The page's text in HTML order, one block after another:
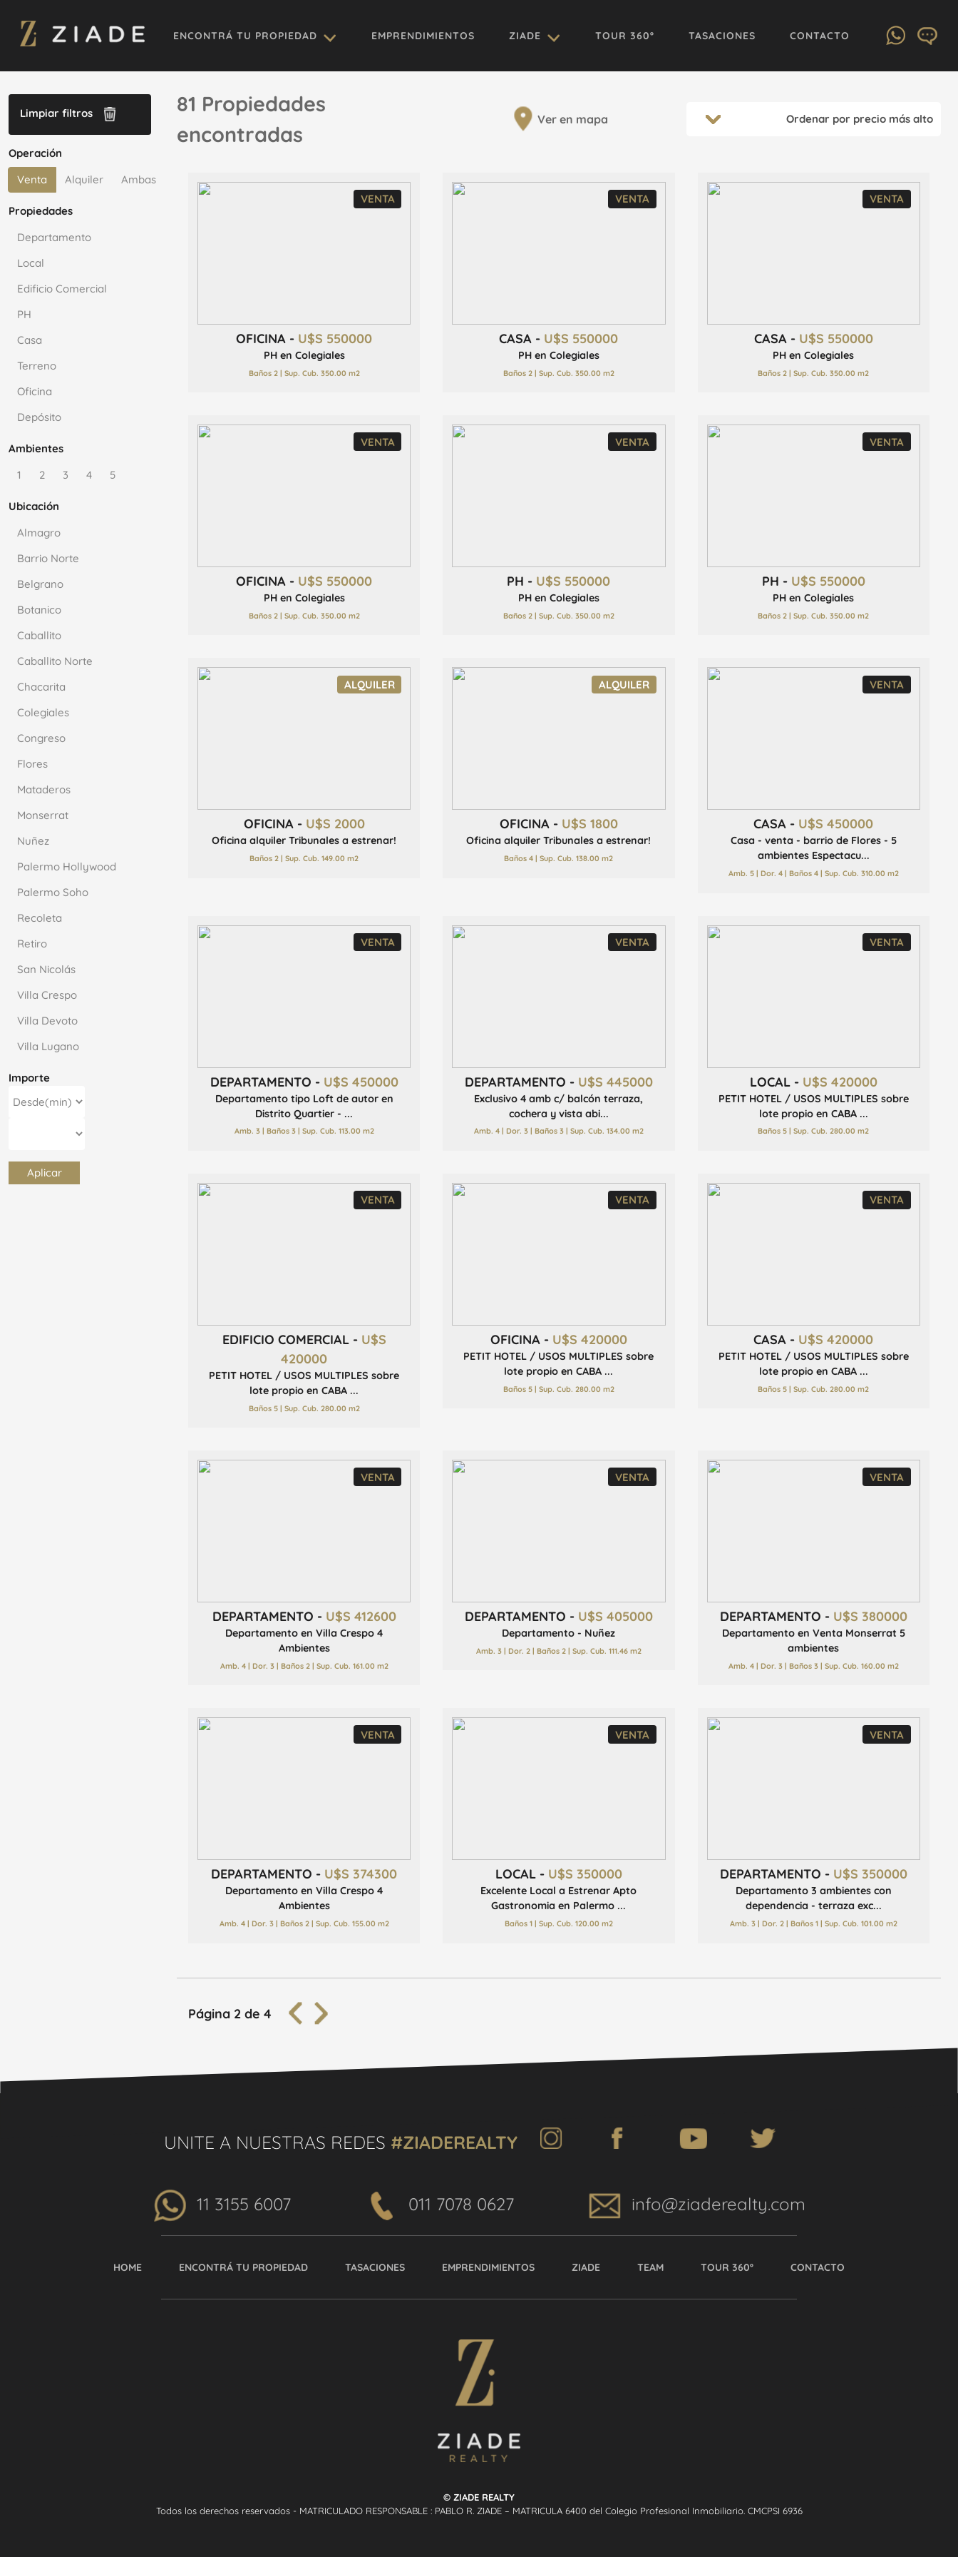
ENCONTRÁ TU PROPIEDAD EMPRENDIMIENTOS ZIADE TOUR 360º TASACIONES CONTACTO
Limpiar filtros
Operación
Venta
Alquiler Ambas
Propiedades
Departamento
Local
Edificio Comercial
PH
Casa
Terreno
Oficina
Depósito
Ambientes
1
2 3 4 5
Ubicación
Almagro
Barrio Norte
Belgrano
Botanico
Caballito
Caballito Norte
Chacarita
Colegiales
Congreso
Flores
Mataderos
Monserrat
Nuñez
Palermo Hollywood
Palermo Soho
Recoleta
Retiro
San Nicolás
Villa Crespo
Villa Devoto
Villa Lugano
Importe
Aplicar
81 Propiedades
encontradas
Ver en mapa
VENTA
OFICINA - U$S 550000
PH en Colegiales
Baños 2 | Sup. Cub. 350.00 m2
VENTA
CASA - U$S 550000
PH en Colegiales
Baños 2 | Sup. Cub. 350.00 m2
VENTA
CASA - U$S 550000
PH en Colegiales
Baños 2 | Sup. Cub. 350.00 m2
VENTA
OFICINA - U$S 550000
PH en Colegiales
Baños 2 | Sup. Cub. 350.00 m2
VENTA
PH - U$S 550000
PH en Colegiales
Baños 2 | Sup. Cub. 350.00 m2
VENTA
PH - U$S 550000
PH en Colegiales
Baños 2 | Sup. Cub. 350.00 m2
ALQUILER
OFICINA - U$S 2000
Oficina alquiler Tribunales a estrenar!
Baños 2 | Sup. Cub. 149.00 m2
ALQUILER
OFICINA - U$S 1800
Oficina alquiler Tribunales a estrenar!
Baños 4 | Sup. Cub. 138.00 m2
VENTA
CASA - U$S 450000
Casa - venta - barrio de Flores - 5
ambientes Espectacu...
Amb. 5 | Dor. 4 | Baños 4 | Sup. Cub. 310.00 m2
VENTA
DEPARTAMENTO - U$S 450000
Departamento tipo Loft de autor en
Distrito Quartier - ...
Amb. 3 | Baños 3 | Sup. Cub. 113.00 m2
VENTA
DEPARTAMENTO - U$S 445000
Exclusivo 4 amb c/ balcón terraza,
cochera y vista abi...
Amb. 4 | Dor. 3 | Baños 3 | Sup. Cub. 134.00 m2
VENTA
LOCAL - U$S 420000
PETIT HOTEL / USOS MULTIPLES sobre
lote propio en CABA ...
Baños 5 | Sup. Cub. 280.00 m2
VENTA
EDIFICIO COMERCIAL - U$S
420000
PETIT HOTEL / USOS MULTIPLES sobre
lote propio en CABA ...
Baños 5 | Sup. Cub. 280.00 m2
VENTA
OFICINA - U$S 420000
PETIT HOTEL / USOS MULTIPLES sobre
lote propio en CABA ...
Baños 5 | Sup. Cub. 280.00 m2
VENTA
CASA - U$S 420000
PETIT HOTEL / USOS MULTIPLES sobre
lote propio en CABA ...
Baños 5 | Sup. Cub. 280.00 m2
VENTA
DEPARTAMENTO - U$S 412600
Departamento en Villa Crespo 4
Ambientes
Amb. 4 | Dor. 3 | Baños 2 | Sup. Cub. 161.00 m2
VENTA
DEPARTAMENTO - U$S 405000
Departamento - Nuñez
Amb. 3 | Dor. 2 | Baños 2 | Sup. Cub. 111.46 m2
VENTA
DEPARTAMENTO - U$S 380000
Departamento en Venta Monserrat 5
ambientes
Amb. 4 | Dor. 3 | Baños 3 | Sup. Cub. 160.00 m2
VENTA
DEPARTAMENTO - U$S 374300
Departamento en Villa Crespo 4
Ambientes
Amb. 4 | Dor. 3 | Baños 2 | Sup. Cub. 155.00 m2
VENTA
LOCAL - U$S 350000
Excelente Local a Estrenar Apto
Gastronomia en Palermo ...
Baños 1 | Sup. Cub. 120.00 m2
VENTA
DEPARTAMENTO - U$S 350000
Departamento 3 ambientes con
dependencia - terraza exc...
Amb. 3 | Dor. 2 | Baños 1 | Sup. Cub. 101.00 m2
Página 2 de 4
UNITE A NUESTRAS REDES #ZIADEREALTY
11 3155 6007 011 7078 0627 info@ziaderealty.com
HOME ENCONTRÁ TU PROPIEDAD TASACIONES EMPRENDIMIENTOS ZIADE TEAM TOUR 360º CONTACTO
© ZIADE REALTY
Todos los derechos reservados - MATRICULADO RESPONSABLE : PABLO R. ZIADE – MATRICULA 6400 del Colegio Profesional Inmobiliario. CMCPSI 6936